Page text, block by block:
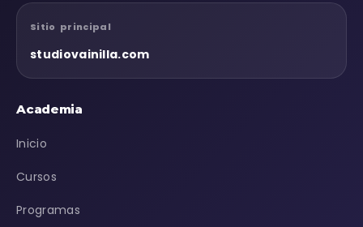
Sitio principal
studiovainilla.com
Academia
Inicio
Cursos
Programas